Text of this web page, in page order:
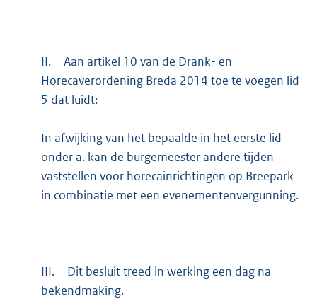
II.
Aan artikel 10 van de Drank- en
Horecaverordening Breda 2014 toe te voegen lid
5 dat luidt:
In afwijking van het bepaalde in het eerste lid
onder a. kan de burgemeester andere tijden
vaststellen voor horecainrichtingen op Breepark
in combinatie met een evenementenvergunning.
III.
Dit besluit treed in werking een dag na
bekendmaking.